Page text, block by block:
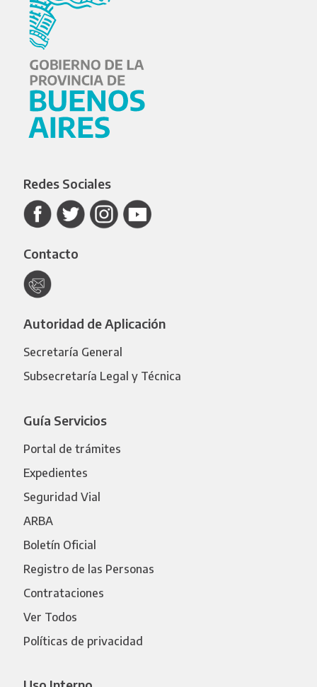
Redes Sociales
Contacto
Autoridad de Aplicación
Secretaría General
Subsecretaría Legal y Técnica
Guía Servicios
Portal de trámites
Expedientes
Seguridad Vial
ARBA
Boletín Oficial
Registro de las Personas
Contrataciones
Ver Todos
Políticas de privacidad